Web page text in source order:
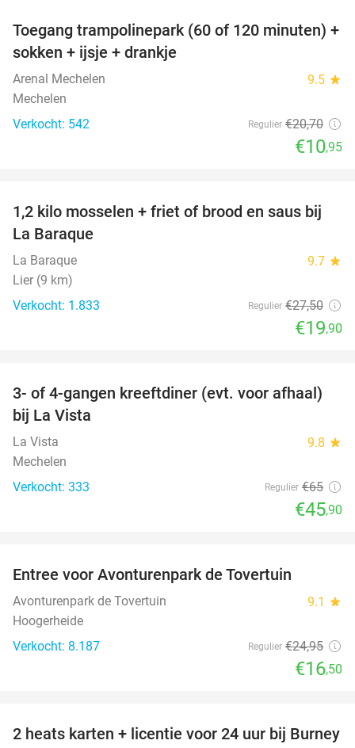
47%
Toegang trampolinepark (60 of 120 minuten) +
sokken + ijsje + drankje
Arenal Mechelen 9.5 star
Mechelen
Verkocht: 542
Regulier €20,70
€10,95
28%
1,2 kilo mosselen + friet of brood en saus bij
La Baraque
La Baraque 9.7 star
Lier (9 km)
Verkocht: 1.833
Regulier €27,50
€19,90
29%
3- of 4-gangen kreeftdiner (evt. voor afhaal)
bij La Vista
La Vista 9.8 star
Mechelen
Verkocht: 333
Regulier €65
€45,90
Entree voor Avonturenpark de Tovertuin
Avonturenpark de Tovertuin 9.1 star
Hoogerheide
Verkocht: 8.187
Regulier €24,95
€16,50
37%
2 heats karten + licentie voor 24 uur bij Burney